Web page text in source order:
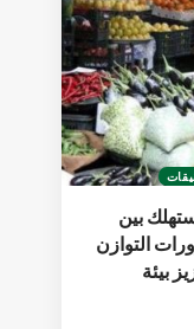
بين
التوازن
بيئة